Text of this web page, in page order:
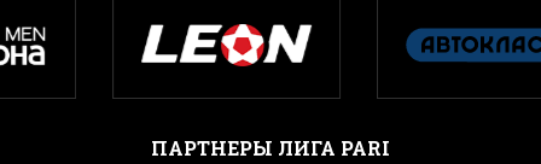
ПАРТНЕРЫ ЛИГА PARI